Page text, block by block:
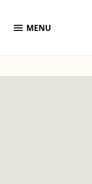
menu MENU